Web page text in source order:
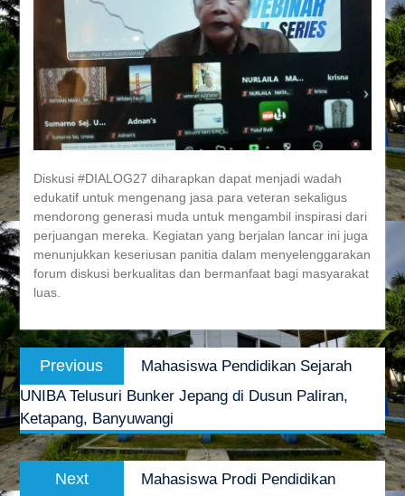
Diskusi #DIALOG27 diharapkan dapat menjadi wadah
edukatif untuk mengenang jasa para veteran sekaligus
mendorong generasi muda untuk mengambil inspirasi dari
perjuangan mereka. Kegiatan yang berjalan lancar ini juga
menunjukkan keseriusan panitia dalam menyelenggarakan
forum diskusi berkualitas dan bermanfaat bagi masyarakat
luas.
Navigasi
posPrevious
Previous
post:
Mahasiswa Pendidikan Sejarah
UNIBA Telusuri Bunker Jepang di Dusun Paliran,
Ketapang, Banyuwangi
Next
Next
post:
Mahasiswa Prodi Pendidikan